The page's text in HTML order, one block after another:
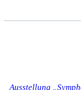
Ausstellung